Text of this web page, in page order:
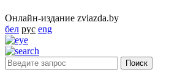
Онлайн-издание zviazda.by
бел рус eng